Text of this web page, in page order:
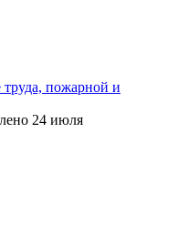
пожарной и
24 июля